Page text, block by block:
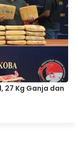
27 Kg Ganja dan